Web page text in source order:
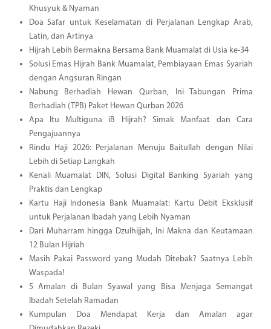
Khusyuk & Nyaman
Doa Safar untuk Keselamatan di Perjalanan Lengkap Arab,
Latin, dan Artinya
Hijrah Lebih Bermakna Bersama Bank Muamalat di Usia ke-34
Solusi Emas Hijrah Bank Muamalat, Pembiayaan Emas Syariah
dengan Angsuran Ringan
Nabung Berhadiah Hewan Qurban, Ini Tabungan Prima
Berhadiah (TPB) Paket Hewan Qurban 2026
Apa Itu Multiguna iB Hijrah? Simak Manfaat dan Cara
Pengajuannya
Rindu Haji 2026: Perjalanan Menuju Baitullah dengan Nilai
Lebih di Setiap Langkah
Kenali Muamalat DIN, Solusi Digital Banking Syariah yang
Praktis dan Lengkap
Kartu Haji Indonesia Bank Muamalat: Kartu Debit Eksklusif
untuk Perjalanan Ibadah yang Lebih Nyaman
Dari Muharram hingga Dzulhijjah, Ini Makna dan Keutamaan
12 Bulan Hijriah
Masih Pakai Password yang Mudah Ditebak? Saatnya Lebih
Waspada!
5 Amalan di Bulan Syawal yang Bisa Menjaga Semangat
Ibadah Setelah Ramadan
Kumpulan Doa Mendapat Kerja dan Amalan agar